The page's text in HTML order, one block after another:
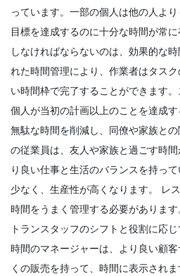
っています。一部の個人は他の人よ
目標を達成するのに十分な時間が常
しなければならないのは、効果的な時
れた時間管理により、作業者はタス
い時間枠で完了することができます。
個人が当初の計画以上のことを達成
無駄な時間を削減し、同僚や家族と
の従業員は、友人や家族と過ごす時間
り良い仕事と生活のバランスを持って
少なく、生産性が高くなります。
レ
時間をうまく管理する必要があります
トランスタッフのシフトと役割に応
時間のマネージャーは、より良い顧客
くの販売を持って、時間に表示されま